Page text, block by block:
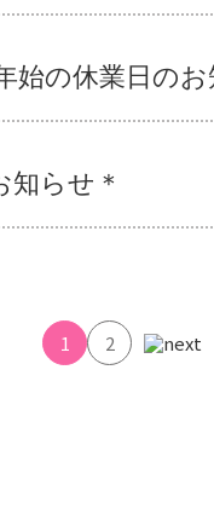
始の休業日のお
知らせ＊
1 2